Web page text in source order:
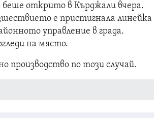
открито в Кърджали вчера.
е пристигнала линейка
управление в града.
на място.
производство по този случай.